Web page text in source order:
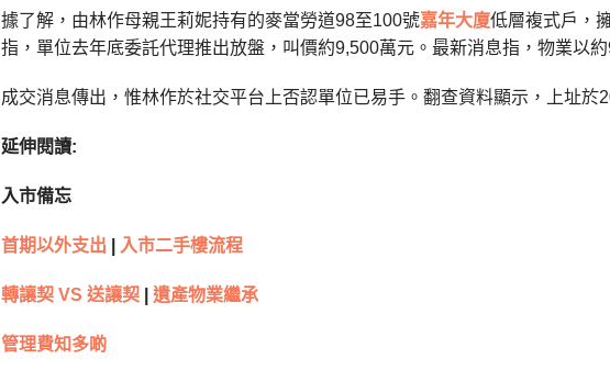
據了解，由林作母親王莉妮持有的麥當勞道98至100號嘉年大廈低層複式戶，
指，單位去年底委託代理推出放盤，叫價約9,500萬元。最新消息指，物業以
成交消息傳出，惟林作於社交平台上否認單位已易手。翻查資料顯示，上址於
延伸閱讀:
入市備忘
首期以外支出 入市二手樓流程
轉讓契 VS 送讓契 遺產物業繼承
管理費知多啲